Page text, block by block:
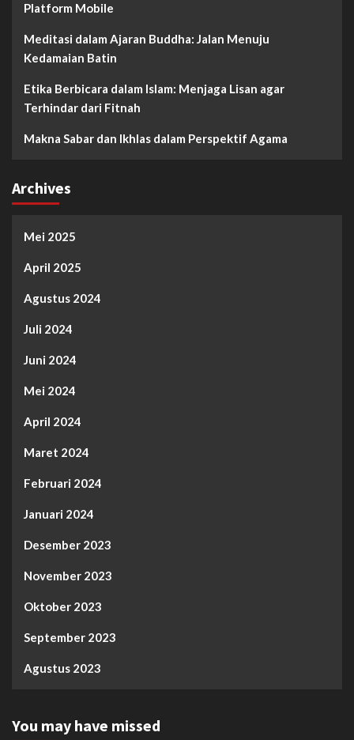
Platform Mobile
Meditasi dalam Ajaran Buddha: Jalan Menuju
Kedamaian Batin
Etika Berbicara dalam Islam: Menjaga Lisan agar
Terhindar dari Fitnah
Makna Sabar dan Ikhlas dalam Perspektif Agama
Archives
Mei 2025
April 2025
Agustus 2024
Juli 2024
Juni 2024
Mei 2024
April 2024
Maret 2024
Februari 2024
Januari 2024
Desember 2023
November 2023
Oktober 2023
September 2023
Agustus 2023
You may have missed